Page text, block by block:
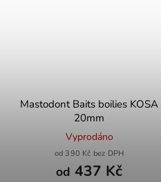
Mastodont Baits boilies KOSA
20mm
Vyprodáno
od 390 Kč bez DPH
od 437 Kč